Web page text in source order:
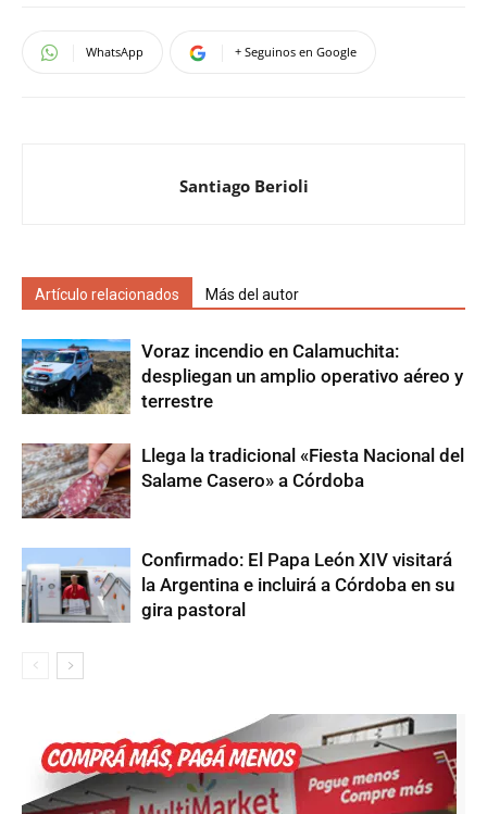
WhatsApp + Seguinos en Google
Santiago Berioli
Artículo relacionados Más del autor
Voraz incendio en Calamuchita:
despliegan un amplio operativo aéreo y
terrestre
Llega la tradicional «Fiesta Nacional del
Salame Casero» a Córdoba
Confirmado: El Papa León XIV visitará
la Argentina e incluirá a Córdoba en su
gira pastoral